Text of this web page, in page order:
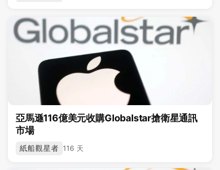
亞馬遜116億美元收購Globalstar搶衛星通訊
市場
紙船觀星者 116 天